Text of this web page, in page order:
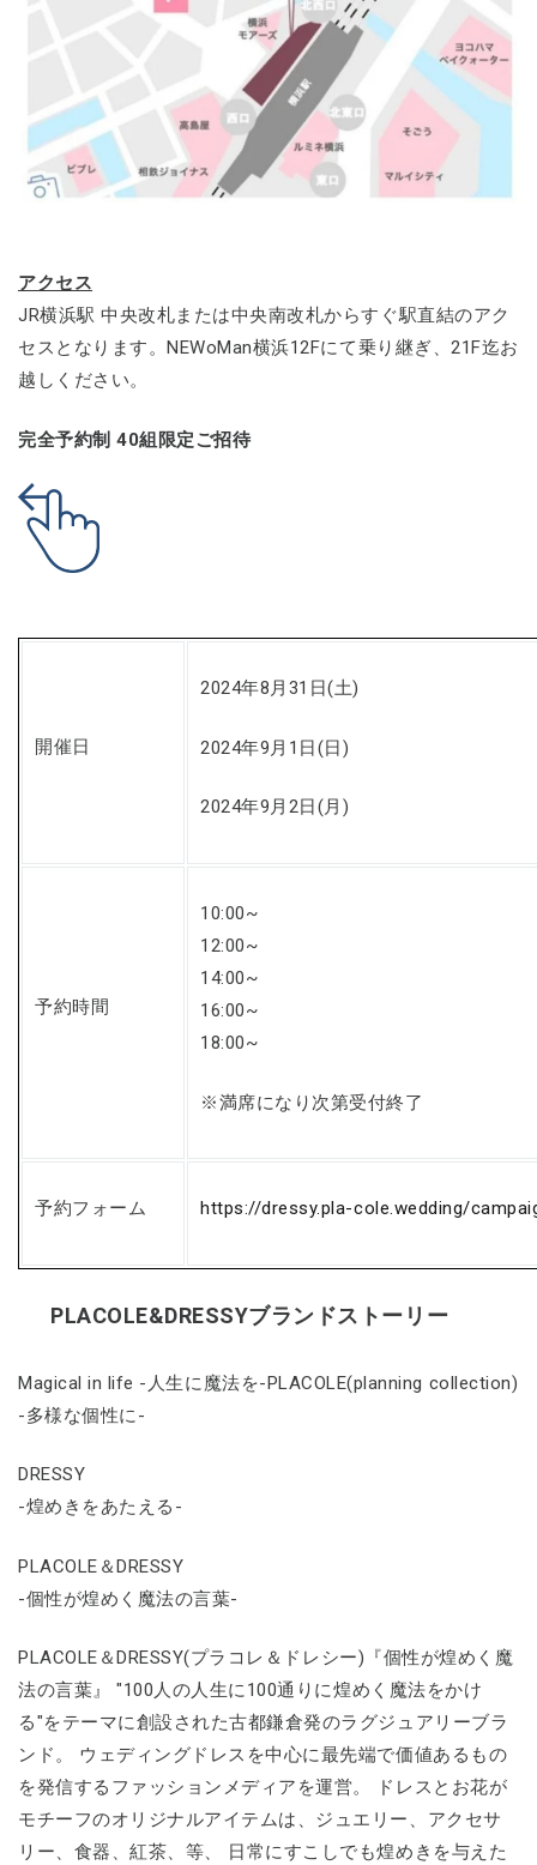
アクセス
JR横浜駅 中央改札または中央南改札からすぐ駅直結のアク
セスとなります。NEWoMan横浜12Fにて乗り継ぎ、21F迄お
越しください。
完全予約制 40組限定ご招待
開催日
2024年8月31日(土)
2024年9月1日(日)
2024年9月2日(月)
予約時間
10:00~
12:00~
14:00~
16:00~
18:00~
※満席になり次第受付終了
予約フォーム https://dressy.pla-cole.wedding/
PLACOLE&DRESSYブランドストーリー
Magical in life -人生に魔法を-PLACOLE(planning collection)
-多様な個性に-
DRESSY
-煌めきをあたえる-
PLACOLE＆DRESSY
-個性が煌めく魔法の言葉-
PLACOLE＆DRESSY(プラコレ＆ドレシー)『個性が煌めく魔
法の言葉』 "100人の人生に100通りに煌めく魔法をかけ
る"をテーマに創設された古都鎌倉発のラグジュアリーブラ
ンド。 ウェディングドレスを中心に最先端で価値あるもの
を発信するファッションメディアを運営。 ドレスとお花が
モチーフのオリジナルアイテムは、ジュエリー、アクセサ
リー、食器、紅茶、等、 日常にすこしでも煌めきを与えた